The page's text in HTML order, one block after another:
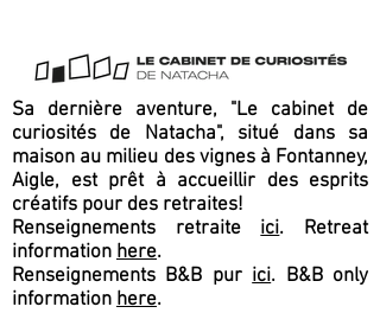
Sa dernière aventure, "Le cabinet de
curiosités de Natacha", situé dans sa
maison au milieu des vignes à Fontanney,
Aigle, est prêt à accueillir des esprits
créatifs pour des retraites!
Renseignements retraiteici. Retreat
information here.
Renseignements B&B purici. B&B only
information here.